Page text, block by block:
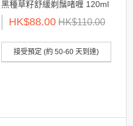
黑種草籽舒緩剃鬚啫喱 120ml
HK$88.00 HK$110.00
接受預定 (約 50-60 天到達)